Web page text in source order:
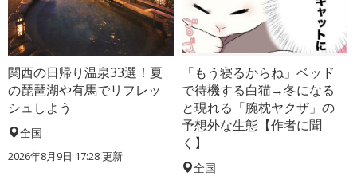
関西の日帰り温泉33選！夏
の琵琶湖や有馬でリフレッ
シュしよう
全国
2026年8月9日 17:28更新
「もう寝るからね」ベッド
で待機する白猫→冬になる
と現れる「腕枕ヤクザ」の
予想外な生態【作者に聞
く】
全国